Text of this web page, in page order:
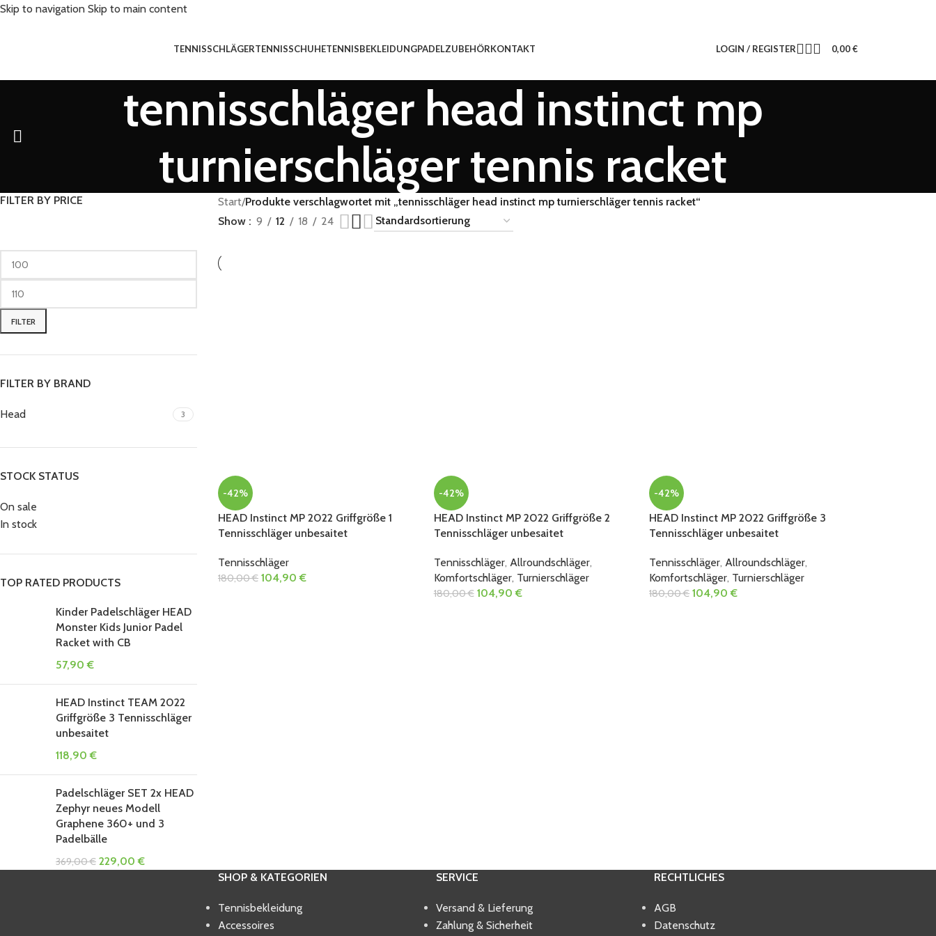
Skip to navigation Skip to main content
TENNISSCHLÄGERTENNISSCHUHETENNISBEKLEIDUNGPADELZUBEHÖRKONTAKT LOGIN / REGISTER 0,00€
tennisschläger head instinct mp
turnierschläger tennis racket
FILTER BY PRICE
FILTER
FILTER BY BRAND
Head 3
STOCK STATUS
On sale
In stock
TOP RATED PRODUCTS
Kinder Padelschläger HEAD
Monster Kids Junior Padel
Racket with CB
57,90€
HEAD Instinct TEAM 2022
Griffgröße 3 Tennisschläger
unbesaitet
118,90€
Padelschläger SET 2x HEAD
Zephyr neues Modell
Graphene 360+ und 3
Padelbälle
369,00€ 229,00€
Start/Produkte verschlagwortet mit „tennisschläger head instinct mp turnierschläger tennis racket“
Show
9 12 18 24
-42%
HEAD Instinct MP 2022 Griffgröße 1
Tennisschläger unbesaitet
Tennisschläger
180,00€ 104,90€
-42%
HEAD Instinct MP 2022 Griffgröße 2
Tennisschläger unbesaitet
Tennisschläger, Allroundschläger,
Komfortschläger, Turnierschläger
180,00€ 104,90€
-42%
HEAD Instinct MP 2022 Griffgröße 3
Tennisschläger unbesaitet
Tennisschläger, Allroundschläger,
Komfortschläger, Turnierschläger
180,00€ 104,90€
SHOP & KATEGORIEN
Tennisbekleidung
Accessoires
SERVICE
Versand & Lieferung
Zahlung & Sicherheit
RECHTLICHES
AGB
Datenschutz